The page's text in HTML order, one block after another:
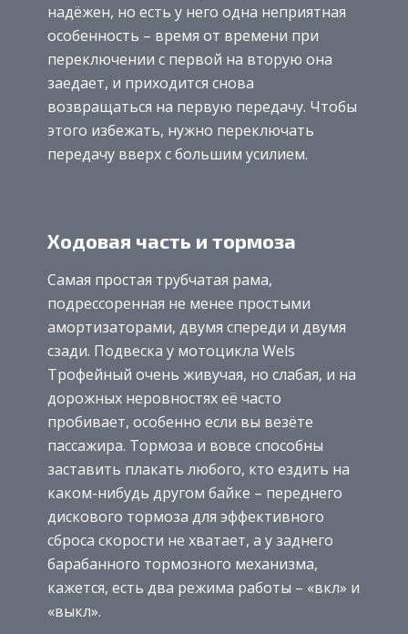
надёжен, но есть у него одна неприятная
особенность – время от времени при
переключении с первой на вторую она
заедает, и приходится снова
возвращаться на первую передачу. Чтобы
этого избежать, нужно переключать
передачу вверх с большим усилием.
Ходовая часть и тормоза
Самая простая трубчатая рама,
подрессоренная не менее простыми
амортизаторами, двумя спереди и двумя
сзади. Подвеска у мотоцикла Wels
Трофейный очень живучая, но слабая, и на
дорожных неровностях её часто
пробивает, особенно если вы везёте
пассажира. Тормоза и вовсе способны
заставить плакать любого, кто ездить на
каком-нибудь другом байке – переднего
дискового тормоза для эффективного
сброса скорости не хватает, а у заднего
барабанного тормозного механизма,
кажется, есть два режима работы – «вкл» и
«выкл».